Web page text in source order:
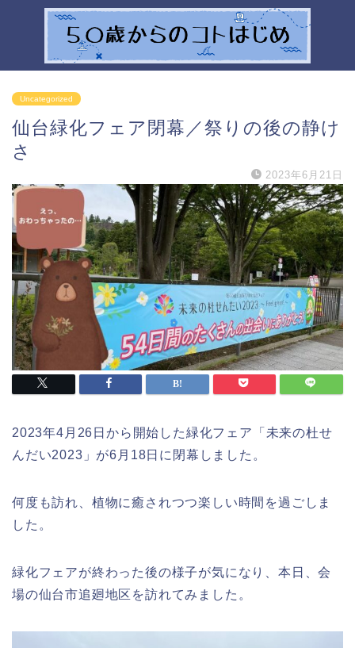
Uncategorized
仙台緑化フェア閉幕／祭りの後の静け
さ
2023年6月21日
2023年4月26日から開始した緑化フェア「未来の杜せ
んだい2023」が6月18日に閉幕しました。
何度も訪れ、植物に癒されつつ楽しい時間を過ごしま
した。
緑化フェアが終わった後の様子が気になり、本日、会
場の仙台市追廻地区を訪れてみました。